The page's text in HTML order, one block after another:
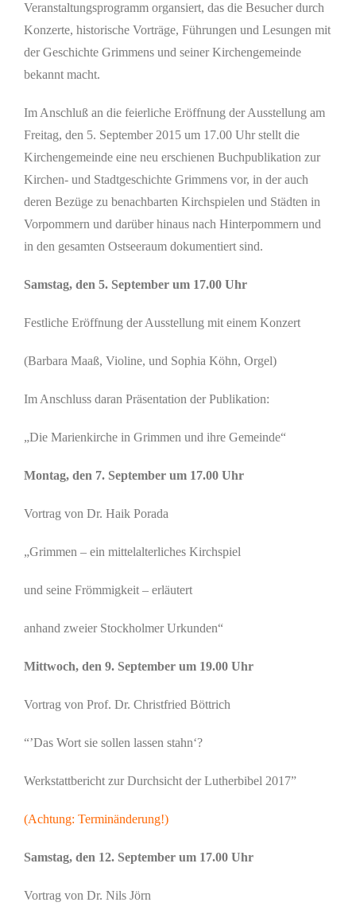
Veranstaltungsprogramm organsiert, das die Besucher durch
Konzerte, historische Vorträge, Führungen und Lesungen mit
der Geschichte Grimmens und seiner Kirchengemeinde
bekannt macht.
Im Anschluß an die feierliche Eröffnung der Ausstellung am
Freitag, den 5. September 2015 um 17.00 Uhr stellt die
Kirchengemeinde eine neu erschienen Buchpublikation zur
Kirchen- und Stadtgeschichte Grimmens vor, in der auch
deren Bezüge zu benachbarten Kirchspielen und Städten in
Vorpommern und darüber hinaus nach Hinterpommern und
in den gesamten Ostseeraum dokumentiert sind.
Samstag, den 5. September um 17.00 Uhr
Festliche Eröffnung der Ausstellung mit einem Konzert
(Barbara Maaß, Violine, und Sophia Köhn, Orgel)
Im Anschluss daran Präsentation der Publikation:
„Die Marienkirche in Grimmen und ihre Gemeinde“
Montag, den 7. September um 17.00 Uhr
Vortrag von Dr. Haik Porada
„Grimmen – ein mittelalterliches Kirchspiel
und seine Frömmigkeit – erläutert
anhand zweier Stockholmer Urkunden“
Mittwoch, den 9. September um 19.00 Uhr
Vortrag von Prof. Dr. Christfried Böttrich
“’Das Wort sie sollen lassen stahn‘?
Werkstattbericht zur Durchsicht der Lutherbibel 2017”
(Achtung: Terminänderung!)
Samstag, den 12. September um 17.00 Uhr
Vortrag von Dr. Nils Jörn